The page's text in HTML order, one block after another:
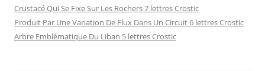
Crustacé Qui Se Fixe Sur Les Rochers 7 lettres Crostic
Produit Par Une Variation De Flux Dans Un Circuit 6 lettres Crostic
Arbre Emblématique Du Liban 5 lettres Crostic